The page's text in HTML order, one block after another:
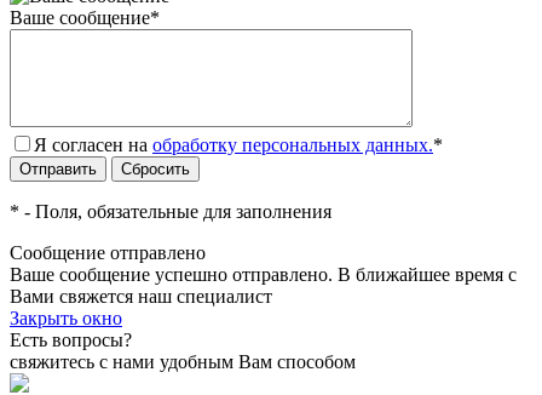
Ваше сообщение*
Я согласен на обработку персональных данных.*
* - Поля, обязательные для заполнения
Сообщение отправлено
Ваше сообщение успешно отправлено. В ближайшее время с
Вами свяжется наш специалист
Закрыть окно
Есть вопросы?
свяжитесь с нами удобным Вам способом